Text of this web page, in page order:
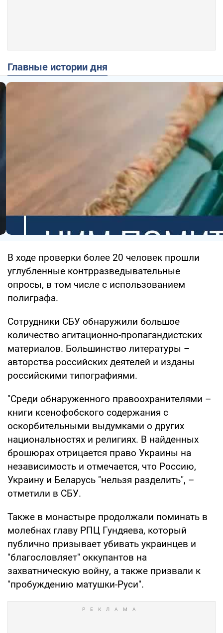
Главные истории дня
В ходе проверки более 20 человек прошли
углубленные контрразведывательные
опросы, в том числе с использованием
полиграфа.
Сотрудники СБУ обнаружили большое
количество агитационно-пропагандистских
материалов. Большинство литературы –
авторства российских деятелей и изданы
российскими типографиями.
"Среди обнаруженного правоохранителями –
книги ксенофобского содержания с
оскорбительными выдумками о других
национальностях и религиях. В найденных
брошюрах отрицается право Украины на
независимость и отмечается, что Россию,
Украину и Беларусь "нельзя разделить", –
отметили в СБУ.
Также в монастыре продолжали поминать в
молебнах главу РПЦ Гундяева, который
публично призывает убивать украинцев и
"благословляет" оккупантов на
захватническую войну, а также призвали к
"пробуждению матушки-Руси".